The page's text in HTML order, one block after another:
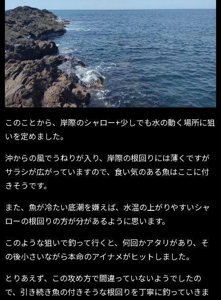
このことから、岸際のシャロー+少しでも水の動く場所に狙
いを定めました。
沖からの風でうねりが入り、岸際の根回りには薄くですが
サラシが広がっていますので、食い気のある魚はここに付
きそうです。
また、魚が冷たい底潮を嫌えば、水温の上がりやすいシャ
ローの根回りの方が分があるように思います。
このような狙いで釣って行くと、何回かアタリがあり、そ
の後小さいながら本命のアイナメがヒットしました。
とりあえず、この攻め方で間違っていないようでしたの
で、引き続き魚の付きそうな根回りを丁寧に釣っていきま